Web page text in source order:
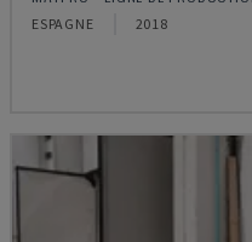
ESPAGNE 2018